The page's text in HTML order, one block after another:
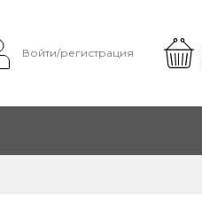
Войти/регистрация